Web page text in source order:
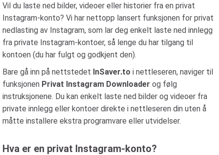
Vil du laste ned bilder, videoer eller historier fra en privat
Instagram-konto? Vi har nettopp lansert funksjonen for privat
nedlasting av Instagram, som lar deg enkelt laste ned innlegg
fra private Instagram-kontoer, så lenge du har tilgang til
kontoen (du har fulgt og godkjent den).
Bare gå inn på nettstedet InSaver.to i nettleseren, naviger til
funksjonen Privat Instagram Downloader og følg
instruksjonene. Du kan enkelt laste ned bilder og videoer fra
private innlegg eller kontoer direkte i nettleseren din uten å
måtte installere ekstra programvare eller utvidelser.
Hva er en privat Instagram-konto?